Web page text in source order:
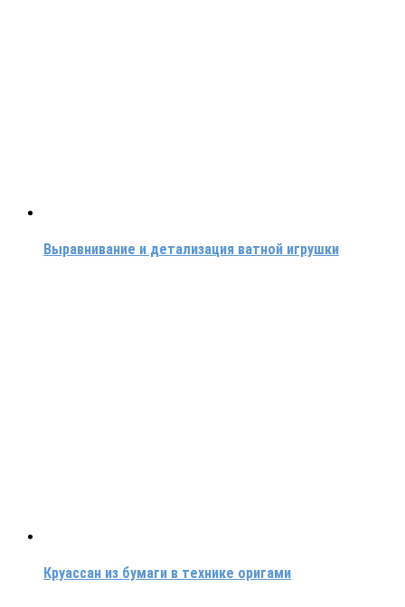
Выравнивание и детализация ватной игрушки
Круассан из бумаги в технике оригами